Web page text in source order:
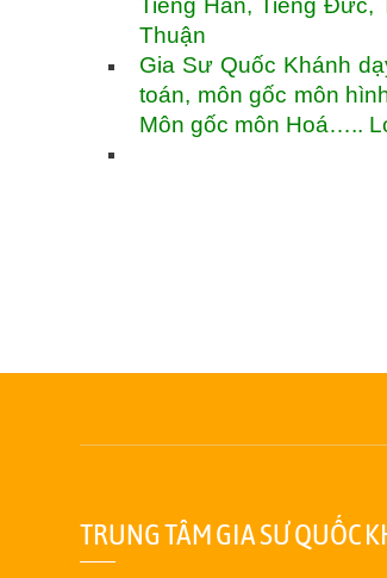
Tiếng Hàn, Tiếng Đức,
Thuận
Gia Sư Quốc Khánh
toán, môn gốc môn
Môn gốc môn Hoá…..
TRUNG TÂM GIA SƯ QUỐC